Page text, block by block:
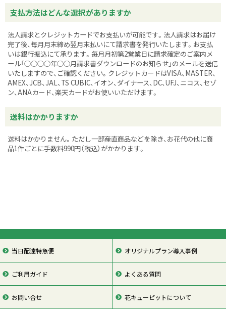
支払方法はどんな選択がありますか
法人請求とクレジットカードでお支払いが可能です。法人請求はお届け
完了後、毎月月末締め翌月末払いにて請求書を発行いたします。お支払
いは銀行振込にて承ります。毎月月初第2営業日に請求確定のご案内メ
ール「○○○○年○○月請求書ダウンロードのお知らせ」のメールを送信
いたしますので、ご確認ください。クレジットカードはVISA、MASTER、
AMEX、JCB、JAL、TS CUBIC、イオン、ダイナース、DC、UFJ、ニコス、セゾ
ン、ANAカード、楽天カードがお使いいただけます。
送料はかかりますか
送料はかかりません。ただし一部産直商品などを除き、お花代の他に商
品1件ごとに手数料990円（税込）がかかります。
当日配達特急便 オリジナルプラン導入事例
ご利用ガイド よくある質問
お問い合せ 花キューピットについて